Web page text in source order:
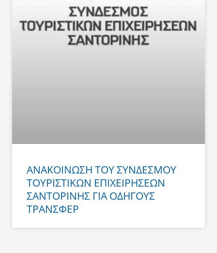
ΑΝΑΚΟΙΝΩΣΗ ΤΟΥ ΣΥΝΔΕΣΜΟΥ
ΤΟΥΡΙΣΤΙΚΩΝ ΕΠΙΧΕΙΡΗΣΕΩΝ
ΣΑΝΤΟΡΙΝΗΣ ΓΙΑ ΟΔΗΓΟΥΣ
ΤΡΑΝΣΦΕΡ